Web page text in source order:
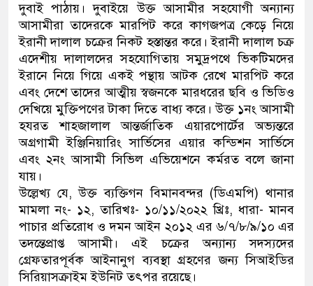
দুবাই পাঠায়। দুবাইয়ে উক্ত আসামীর সহযোগী অন্যান্য
আসামীরা তাদেরকে মারপিট করে কাগজপত্র কেড়ে নিয়ে
ইরানী দালাল চক্রের নিকট হস্তান্তর করে। ইরানী দালাল চক্র
এদেশীয় দালালদের সহযোগিতায় সমুদ্রপথে ভিকটিমদের
ইরানে নিয়ে গিয়ে একই পন্থায় আটক রেখে মারপিট করে
এবং দেশে তাদের আত্মীয় স্বজনকে মারধরের ছবি ও ভিডিও
দেখিয়ে মুক্তিপণের টাকা দিতে বাধ্য করে। উক্ত ১নং আসামী
হযরত শাহজালাল আন্তর্জাতিক এয়ারপোর্টের অভ্যন্তরে
অগ্রগামী ইঞ্জিনিয়ারিং সার্ভিসের এয়ার কন্ডিশন সার্ভিসে
এবং ২নং আসামী সিভিল এভিয়েশনে কর্মরত বলে জানা
যায়।
উল্লেখ্য যে, উক্ত ব্যক্তিগন বিমানবন্দর (ডিএমপি) থানার
মামলা নং- ১২, তারিখঃ- ১০/১১/২০২২ খ্রিঃ, ধারা- মানব
পাচার প্রতিরোধ ও দমন আইন ২০১২ এর ৬/৭/৮/৯/১০ এর
তদন্তেপ্রাপ্ত আসামী। এই চক্রের অন্যান্য সদস্যদের
গ্রেফতারপূর্বক আইনানুগ ব্যবস্থা গ্রহণের জন্য সিআইডির
সিরিয়াসক্রাইম ইউনিট তৎপর রয়েছে।